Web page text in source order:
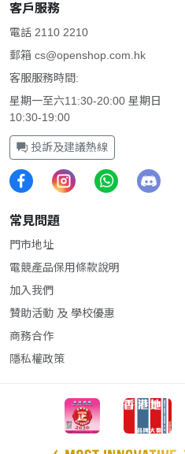
客戶服務
電話 2110 2210
郵箱 cs@openshop.com.hk
客服服務時間:
星期一至六11:30-20:00 星期日
10:30-19:00
投訴及建議熱線
常見問題
門市地址
電競產品保用條款說明
加入我們
贊助活動 及 學校優惠
商務合作
隱私權政策